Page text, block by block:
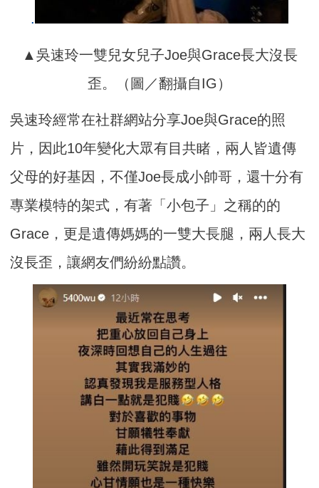
.
▲吳速玲一雙兒女兒子Joe與Grace長大沒長
歪。（圖／翻攝自IG）
吳速玲經常在社群網站分享Joe與Grace的照
片，因此10年變化大眾有目共睹，兩人皆遺傳
父母的好基因，不僅Joe長成小帥哥，還十分有
專業模特的架式，有著「小包子」之稱的的
Grace，更是遺傳媽媽的一雙大長腿，兩人長大
沒長歪，讓網友們紛紛點讚。